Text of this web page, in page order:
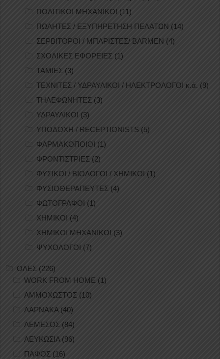
ΠΟΛΙΤΙΚΟΙ ΜΗΧΑΝΙΚΟΙ (11)
ΠΩΛΗΤΕΣ / ΕΞΥΠΗΡΕΤΗΣΗ ΠΕΛΑΤΩΝ (14)
ΣΕΡΒΙΤΟΡΟΙ / ΜΠΑΡΙΣΤΕΣ/ BARMEN (4)
ΣΧΟΛΙΚΕΣ ΕΦΟΡΕΙΕΣ (1)
ΤΑΜΙΕΣ (3)
ΤΕΧΝΙΤΕΣ / ΥΔΡΑΥΛΙΚΟΙ / ΗΛΕΚΤΡΟΛΟΓΟΙ κ.ά. (9)
ΤΗΛΕΦΩΝΗΤΕΣ (3)
ΥΔΡΑΥΛΙΚΟΙ (3)
ΥΠΟΔΟΧΗ / RECEPTIONISTS (5)
ΦΑΡΜΑΚΟΠΟΙΟΙ (1)
ΦΡΟΝΤΙΣΤΡΙΕΣ (2)
ΦΥΣΙΚΟΙ / ΒΙΟΛΟΓΟΙ / ΧΗΜΙΚΟΙ (1)
ΦΥΣΙΟΘΕΡΑΠΕΥΤΕΣ (4)
ΦΩΤΟΓΡΑΦΟΙ (1)
ΧΗΜΙΚΟΙ (4)
ΧΗΜΙΚΟΙ ΜΗΧΑΝΙΚΟΙ (3)
ΨΥΧΟΛΟΓΟΙ (7)
ΟΛΕΣ (226)
WORK FROM HOME (1)
ΑΜΜΟΧΩΣΤΟΣ (10)
ΛΑΡΝΑΚΑ(40)
ΛΕΜΕΣΟΣ (84)
ΛΕΥΚΩΣΙΑ(96)
ΠΑΦΟΣ (16)